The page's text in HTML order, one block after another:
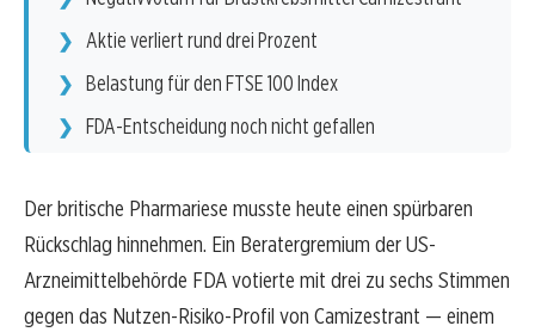
Aktie verliert rund drei Prozent
Belastung für den FTSE 100 Index
FDA-Entscheidung noch nicht gefallen
Der britische Pharmariese musste heute einen spürbaren
Rückschlag hinnehmen. Ein Beratergremium der US-
Arzneimittelbehörde FDA votierte mit drei zu sechs Stimmen
gegen das Nutzen-Risiko-Profil von Camizestrant — einem